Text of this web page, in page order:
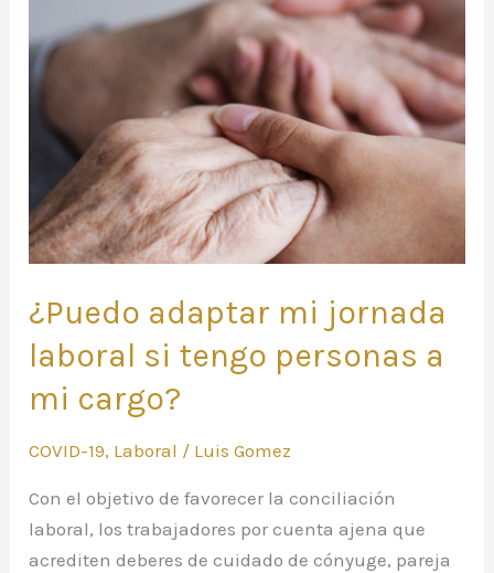
¿Puedo adaptar mi jornada
laboral si tengo personas a
mi cargo?
COVID-19, Laboral / Luis Gomez
Con el objetivo de favorecer la conciliación
laboral, los trabajadores por cuenta ajena que
acrediten deberes de cuidado de cónyuge, pareja
jornada
laboral
tengo
personas
mi
cargo?